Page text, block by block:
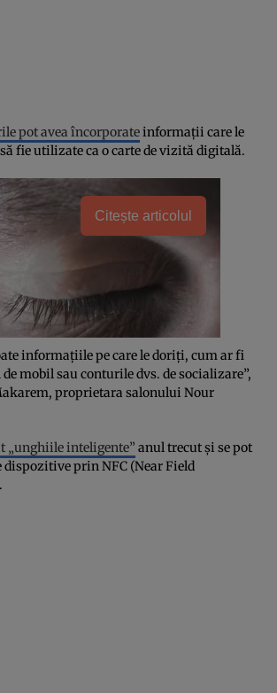
pot avea încorporateinformaţii care le
fie utilizate ca o carte de vizită digitală.
Citește articolul
informaţiile pe care le doriţi, cum ar fi
mobil sau conturile dvs. de socializare”,
proprietara salonului Nour
„unghiile inteligente” anul trecut şi se pot
dispozitive prin NFC (Near Field